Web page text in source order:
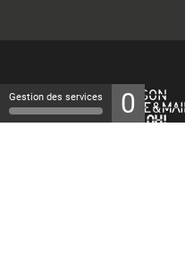
Gestion des services 0